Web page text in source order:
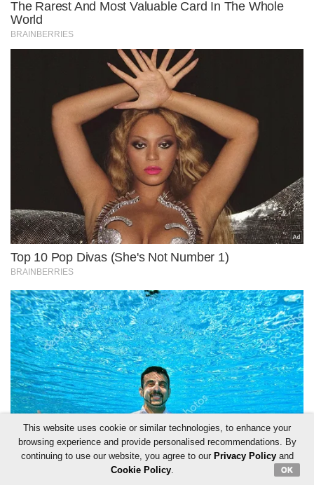
This website uses cookie or similar technologies, to enhance your
browsing experience and provide personalised recommendations. By
continuing to use our website, you agree to our Privacy Policyand
Cookie Policy. OK